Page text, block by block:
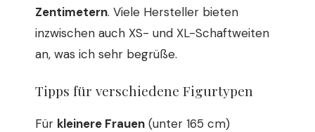
Zentimetern. Viele Hersteller bieten
inzwischen auch XS- und XL-Schaftweiten
an, was ich sehr begrüße.
Tipps für verschiedene Figurtypen
Für kleinere Frauen (unter 165 cm)